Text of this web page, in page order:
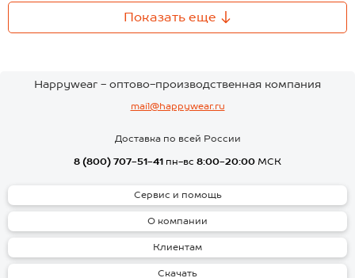
Показать еще
Happywear - оптово-производственная компания
mail@happywear.ru
Доставка по всей России
8 (800) 707-51-41 пн-вс 8:00-20:00 МСК
Сервис и помощь
О компании
Клиентам
Скачать